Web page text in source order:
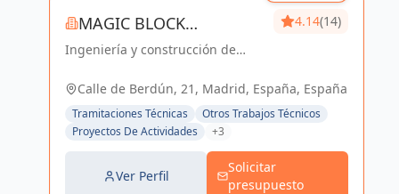
MAGIC BLOCK
ENGINEERS
Ingeniería y construcción de
en Madrid y Sevilla La Nueva.
4.14(14)
Calle de Berdún, 21, Madrid, España, España
Tramitaciones Técnicas
Otros Trabajos Técnicos
Proyectos De Actividades
+3
Ver Perfil
Solicitar
presupuesto